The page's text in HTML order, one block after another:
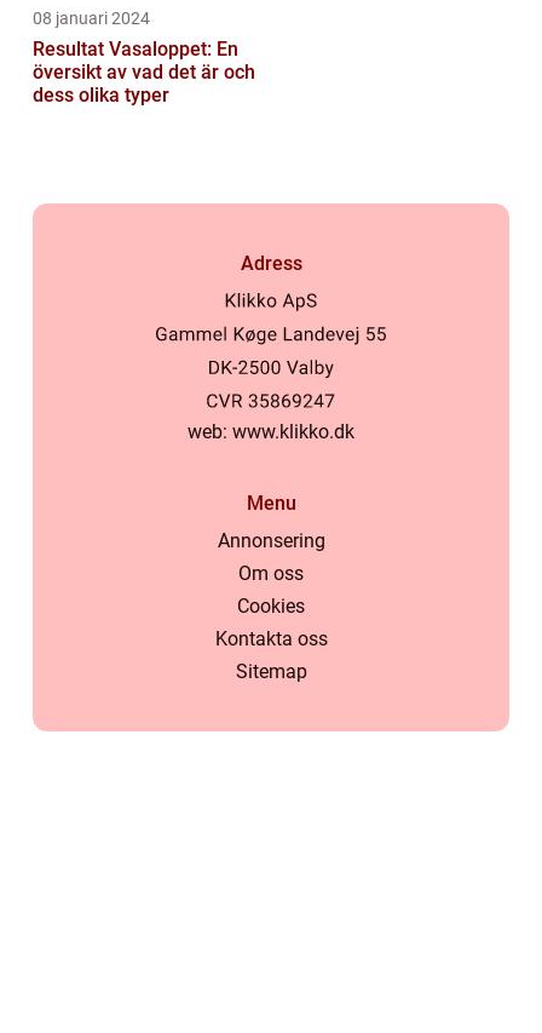
08 januari 2024
Resultat Vasaloppet: En
översikt av vad det är och
dess olika typer
Adress
web: www.klikko.dk
Menu
Annonsering
Om oss
Cookies
Kontakta oss
Sitemap